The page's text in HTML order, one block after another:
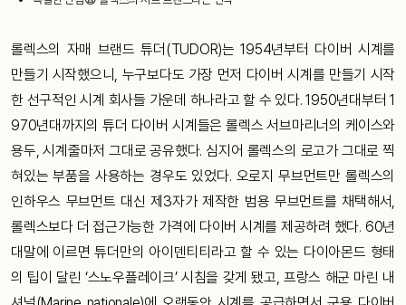
롤렉스의 자매 브랜드 튜더(TUDOR)는 1954년부터 다이버 시계를
만들기 시작했으니, 누구보다도 가장 먼저 다이버 시계를 만들기 시작
한 선구적인 시계 회사들 가운데 하나라고 할 수 있다. 1950년대부터 1
970년대까지의 튜더 다이버 시계들은 롤렉스 서브마리너의 케이스와
용두, 시계줄마저 그대로 공유했다. 심지어 롤렉스의 로고가 그대로 찍
혀있는 부품을 사용하는 경우도 있었다. 오로지 무브먼트만 롤렉스의
인하우스 무브먼트 대신 제3자가 제작한 범용 무브먼트를 채택해서,
롤렉스보다 더 접근가능한 가격에 다이버 시계를 제공하려 했다. 60년
대말에 이르면 튜더만의 아이덴티티라고 할 수 있는 다이아몬드 형태
의 팁이 달린 ‘스노우플레이크’ 시침을 갖게 됐고, 프랑스 해군 마린 내